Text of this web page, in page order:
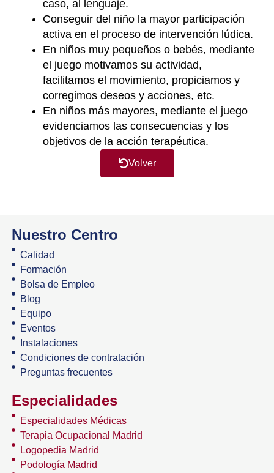
caso, al lenguaje.
Conseguir del niño la mayor participación
activa en el proceso de intervención lúdica.
En niños muy pequeños o bebés, mediante
el juego motivamos su actividad,
facilitamos el movimiento, propiciamos y
corregimos deseos y acciones, etc.
En niños más mayores, mediante el juego
evidenciamos las consecuencias y los
objetivos de la acción terapéutica.
Volver
Nuestro Centro
Calidad
Formación
Bolsa de Empleo
Blog
Equipo
Eventos
Instalaciones
Condiciones de contratación
Preguntas frecuentes
Especialidades
Especialidades Médicas
Terapia Ocupacional Madrid
Logopedia Madrid
Podología Madrid